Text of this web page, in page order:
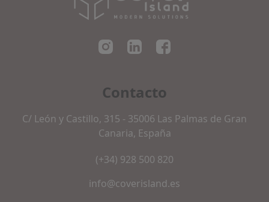
Contacto
C/ León y Castillo, 315 - 35006 Las Palmas de Gran
Canaria, España
(+34) 928 500 820
info@coverisland.es